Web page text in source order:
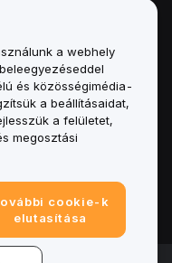
a webhely
és közösségimédia-
a beállításaidat,
a felületet,
megosztási
cookie-k
elutasítása